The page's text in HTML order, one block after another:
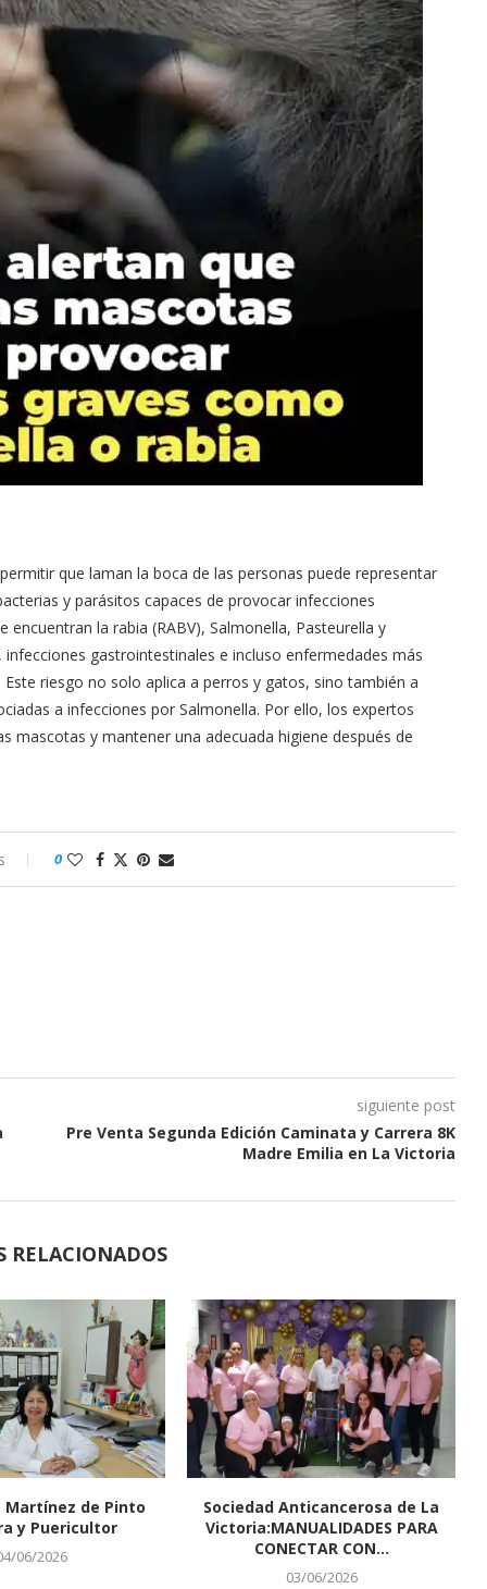
que laman la boca de las personas puede representar
y parásitos capaces de provocar infecciones
la rabia (RABV), Salmonella, Pasteurella y
gastrointestinales e incluso enfermedades más
riesgo no solo aplica a perros y gatos, sino también a
a infecciones por Salmonella. Por ello, los expertos
y mantener una adecuada higiene después de
0
siguiente post
Pre Venta Segunda Edición Caminata y Carrera 8K
Madre Emilia en La Victoria
RELACIONADOS
Martínez de Pinto
y Puericultor
06/2026
Sociedad Anticancerosa de La
Victoria:MANUALIDADES PARA
CONECTAR CON...
03/06/2026